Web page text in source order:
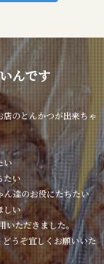
んです
のとんかつが出来ちゃ
い
たい
達のお役にたちたい
しい
いただきました。
うぞ宜しくお願いいた